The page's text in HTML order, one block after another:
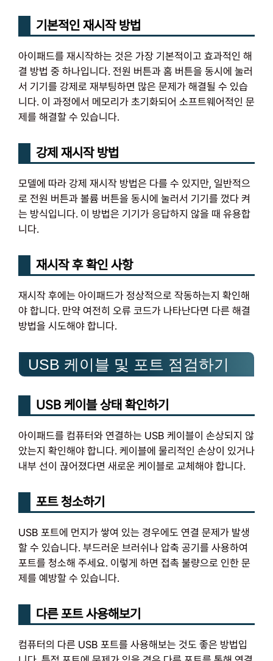
기본적인 재시작 방법
아이패드를 재시작하는 것은 가장 기본적이고 효과적인 해
결 방법 중 하나입니다. 전원 버튼과 홈 버튼을 동시에 눌러
서 기기를 강제로 재부팅하면 많은 문제가 해결될 수 있습
니다. 이 과정에서 메모리가 초기화되어 소프트웨어적인 문
제를 해결할 수 있습니다.
강제 재시작 방법
모델에 따라 강제 재시작 방법은 다를 수 있지만, 일반적으
로 전원 버튼과 볼륨 버튼을 동시에 눌러서 기기를 껐다 켜
는 방식입니다. 이 방법은 기기가 응답하지 않을 때 유용합
니다.
재시작 후 확인 사항
재시작 후에는 아이패드가 정상적으로 작동하는지 확인해
야 합니다. 만약 여전히 오류 코드가 나타난다면 다른 해결
방법을 시도해야 합니다.
USB 케이블 및 포트 점검하기
USB 케이블 상태 확인하기
아이패드를 컴퓨터와 연결하는 USB 케이블이 손상되지 않
았는지 확인해야 합니다. 케이블에 물리적인 손상이 있거나
내부 선이 끊어졌다면 새로운 케이블로 교체해야 합니다.
포트 청소하기
USB 포트에 먼지가 쌓여 있는 경우에도 연결 문제가 발생
할 수 있습니다. 부드러운 브러쉬나 압축 공기를 사용하여
포트를 청소해 주세요. 이렇게 하면 접촉 불량으로 인한 문
제를 예방할 수 있습니다.
다른 포트 사용해보기
컴퓨터의 다른 USB 포트를 사용해보는 것도 좋은 방법입